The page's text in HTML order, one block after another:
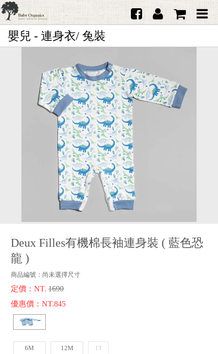
首頁
日本品牌育兒配件
韓國Merebe寶寶配件
客服專區
嬰兒 - 連身衣/ 兔裝
Deux Filles有機棉長袖連身裝 (藍色恐
龍 )
商品編號： 尚未選擇尺寸
定價：NT.1690
優惠價：NT.845
6M 12M 1T